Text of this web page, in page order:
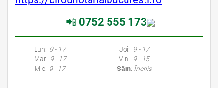
📲 0752 555 173
Lun: 9 - 17
Mar: 9 - 17
Mie: 9 - 17
Joi: 9 - 17
Vin: 9 - 15
Sâm: Închis